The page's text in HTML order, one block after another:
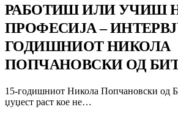
РАБОТИШ ИЛИ УЧИШ
ПРОФЕСИЈА –
ГОДИШНИОТ НИКОЛА
ПОПЧАНОВСКИ ОД
15-годишниот Никола Попчановски од
џуџест раст кое не…